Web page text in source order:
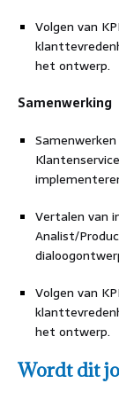
Volgen van
het ontwerp.
Samenwerking
Vertalen van
Analist/
Volgen van
het ontwerp.
Wordt dit